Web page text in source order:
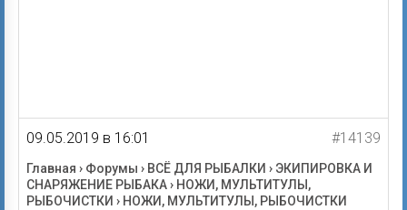
09.05.2019 в 16:01 #14139
Главная › Форумы › ВСЁ ДЛЯ РЫБАЛКИ › ЭКИПИРОВКА И
СНАРЯЖЕНИЕ РЫБАКА› НОЖИ, МУЛЬТИТУЛЫ,
РЫБОЧИСТКИ › НОЖИ, МУЛЬТИТУЛЫ, РЫБОЧИСТКИ